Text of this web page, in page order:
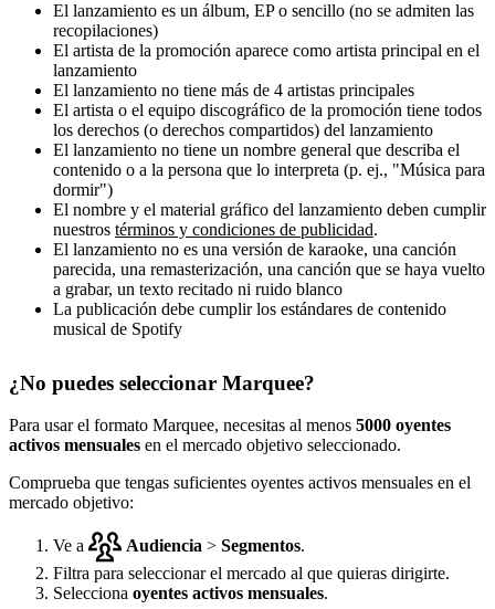
El lanzamiento es un álbum, EP o sencillo (no se admiten las
recopilaciones)
El artista de la promoción aparece como artista principal en el
lanzamiento
El lanzamiento no tiene más de 4 artistas principales
El artista o el equipo discográfico de la promoción tiene todos
los derechos (o derechos compartidos) del lanzamiento
El lanzamiento no tiene un nombre general que describa el
contenido o a la persona que lo interpreta (p. ej., "Música para
dormir")
El nombre y el material gráfico del lanzamiento deben cumplir
nuestros términos y condiciones de publicidad.
El lanzamiento no es una versión de karaoke, una canción
parecida, una remasterización, una canción que se haya vuelto
a grabar, un texto recitado ni ruido blanco
La publicación debe cumplir los estándares de contenido
musical de Spotify
¿No puedes seleccionar Marquee?
Para usar el formato Marquee, necesitas al menos 5000 oyentes
activos mensuales en el mercado objetivo seleccionado.
Comprueba que tengas suficientes oyentes activos mensuales en el
mercado objetivo:
Ve a Audiencia > Segmentos.
Filtra para seleccionar el mercado al que quieras dirigirte.
Selecciona oyentes activos mensuales.